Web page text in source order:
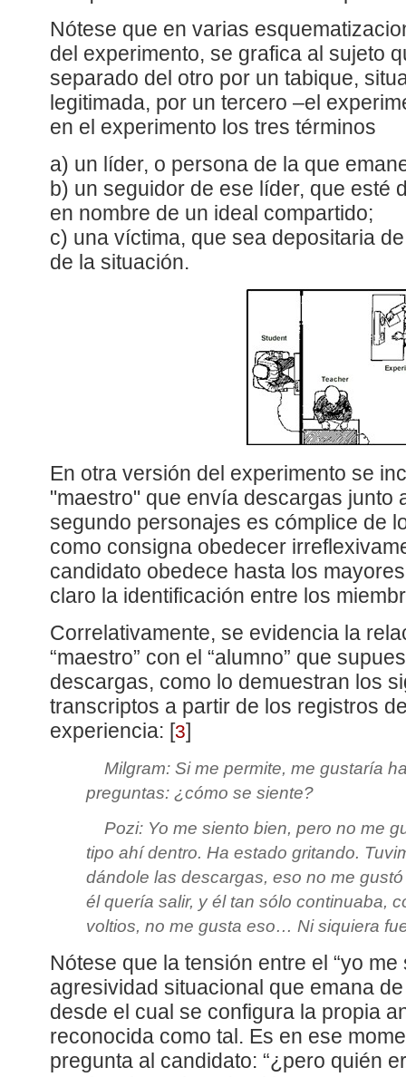
Nótese que en varias
del experimento, se grafica al sujeto
separado del otro por un tabique,
legitimada, por un tercero –el
en el experimento los tres términos
a) un líder, o persona de la que
b) un seguidor de ese líder, que esté
en nombre de un ideal compartido;
c) una víctima, que sea depositaria
de la situación.
En otra versión del experimento se
"maestro" que envía descargas junto
segundo personajes es cómplice de
como consigna obedecer
candidato obedece hasta los
claro la identificación entre los
Correlativamente, se evidencia la
“maestro” con el “alumno” que
descargas, como lo demuestran los
transcriptos a partir de los registros
experiencia: [3]
Milgram: Si me permite, me gustaría
preguntas: ¿cómo se siente?
Pozi: Yo me siento bien, pero no me
tipo ahí dentro. Ha estado gritando.
dándole las descargas, eso no me
él quería salir, y él tan sólo continuaba,
voltios, no me gusta eso… Ni siquiera
Nótese que la tensión entre el “yo me
agresividad situacional que emana
desde el cual se configura la propia
reconocida como tal. Es en ese
pregunta al candidato: “¿pero quién